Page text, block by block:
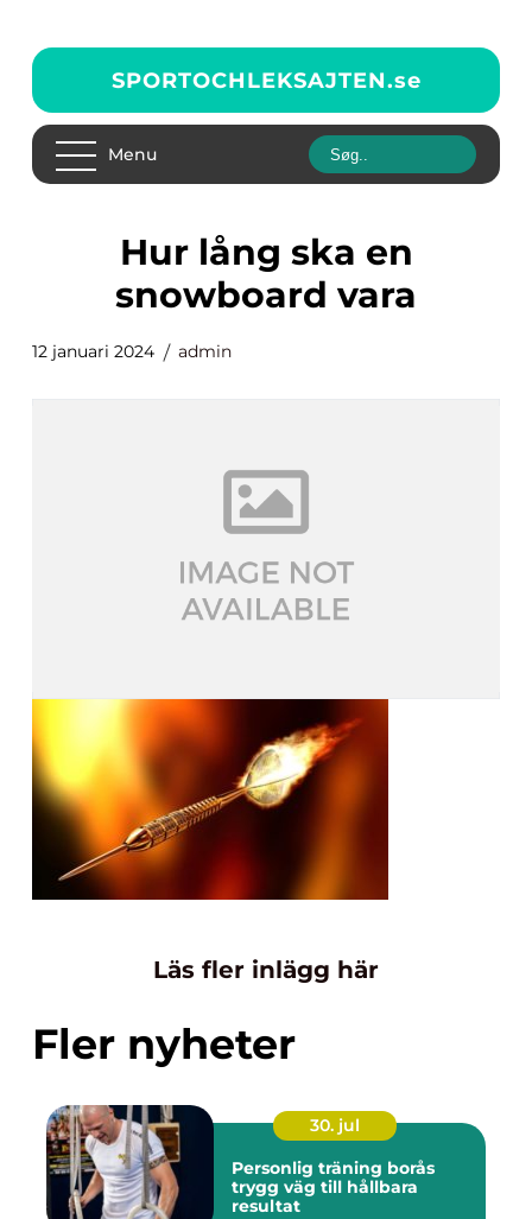
SPORTOCHLEKSAJTEN.se
Menu
hur lång ska en
snowboard vara
12 januari 2024 admin
Läs fler inlägg här
Fler nyheter
30. jul
Personlig träning borås
trygg väg till hållbara
resultat